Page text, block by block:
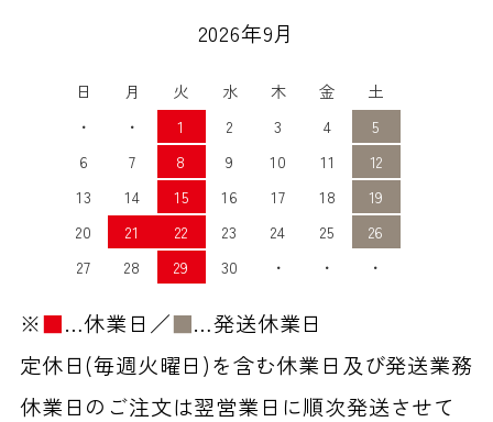
2026年9月
日 月 火 水 木 金
土
・
・ 1 2 3 4
5
6
7 8 9 10 11
12
13
14 15 16 17 18
19
20
21 22 23 24 25
26
27
28 29 30 ・ ・ ・
※■…休業日／■…発送休業日
定休日(毎週火曜日)を含む休業日及び発送業務
休業日のご注文は翌営業日に順次発送させて